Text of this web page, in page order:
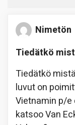
Nimetön
Tiedätkö
Tiedätkö
luvut on
Vietnamin p/e
katsoo Van